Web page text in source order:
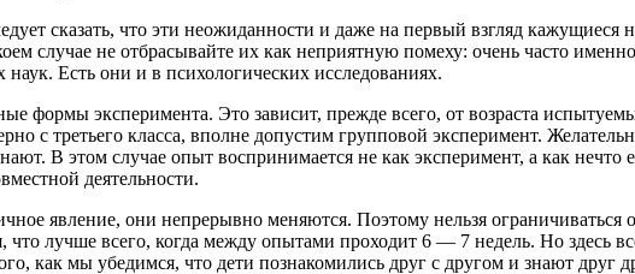
сказать, что эти неожиданности и даже на первый взгляд
случае не отбрасывайте их как неприятную помеху: очень часто
Есть они и в психологических исследованиях.
формы эксперимента. Это зависит, прежде всего, от возраста
с третьего класса, вполне допустим групповой эксперимент.
В этом случае опыт воспринимается не как эксперимент, а как нечто
деятельности.
явление, они непрерывно меняются. Поэтому нельзя
лучше всего, когда между опытами проходит 6 — 7 недель. Но здесь
как мы убедимся, что дети познакомились друг с другом и знают друг